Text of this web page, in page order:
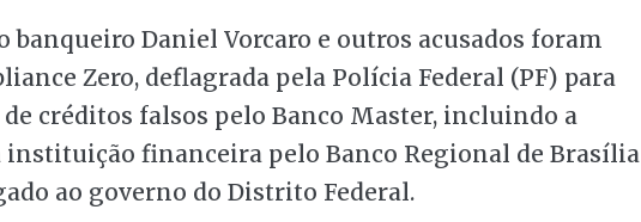
banqueiro Daniel Vorcaro e outros acusados foram
Zero, deflagrada pela Polícia Federal (PF) para
créditos falsos pelo Banco Master, incluindo a
instituição financeira pelo Banco Regional de Brasília
ao governo do Distrito Federal.